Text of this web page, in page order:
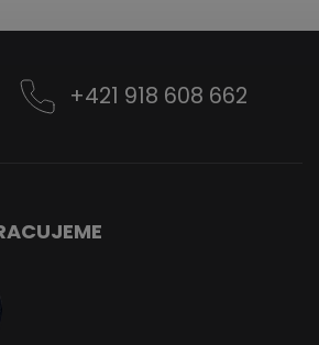
+421 918 608 662